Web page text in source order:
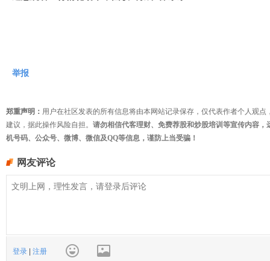
举报
郑重声明： 用户在社区发表的所有信息将由本网站记录保存，仅代表作者个人观
建议，据此操作风险自担。 请勿相信代客理财、免费荐股和炒股培训等宣传内容
机号码、公众号、微博、微信及QQ等信息，谨防上当受骗！
网友评论
登录 注册